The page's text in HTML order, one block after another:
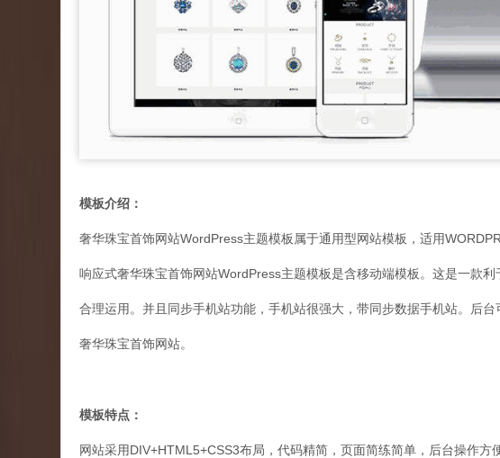
模板介绍：
奢华珠宝首饰网站WordPress主题模板属于通用型网站模板，适用
响应式奢华珠宝首饰网站WordPress主题模板是含移动端模板。这是一款
合理运用。并且同步手机站功能，手机站很强大，带同步数据手机站。后
奢华珠宝首饰网站。
模板特点：
网站采用DIV+HTML5+CSS3布局，代码精简，页面简练简单，后台操作